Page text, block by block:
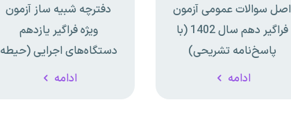
اصل سوالات عمومی آزمون
فراگیر دهم سال 1402 (با
پاسخ‌نامه تشریحی)
ادامه
دفترچه شبیه ساز آزمون
ویژه فراگیر یازدهم
دستگاه‌های اجرایی (حیطه
عمومی)
ادامه